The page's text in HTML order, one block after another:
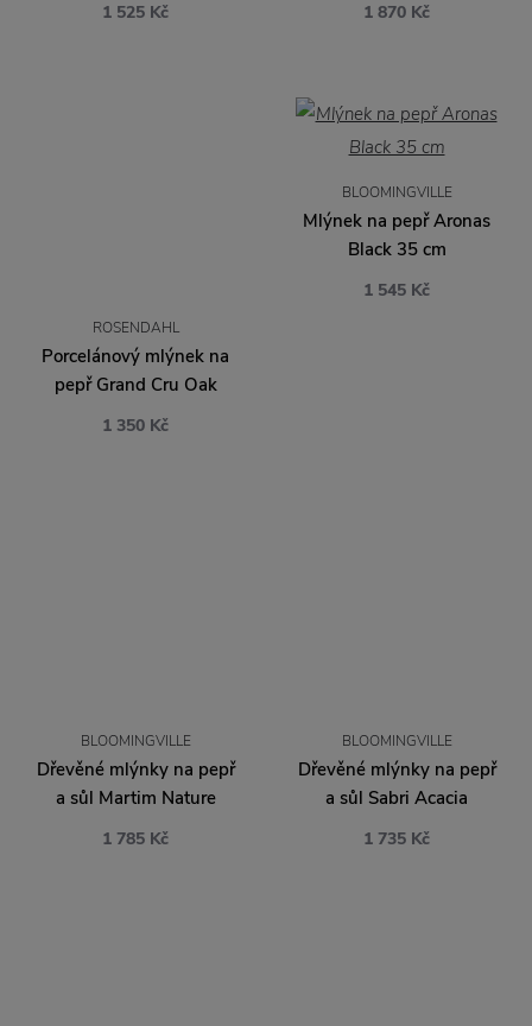
1 525 Kč 1 870 Kč
ROSENDAHL
Porcelánový mlýnek na
pepř Grand Cru Oak
1 350 Kč
BLOOMINGVILLE
Mlýnek na pepř Aronas
Black 35 cm
1 545 Kč
BLOOMINGVILLE
Dřevěné mlýnky na pepř
a sůl Martim Nature
1 785 Kč
BLOOMINGVILLE
Dřevěné mlýnky na pepř
a sůl Sabri Acacia
1 735 Kč